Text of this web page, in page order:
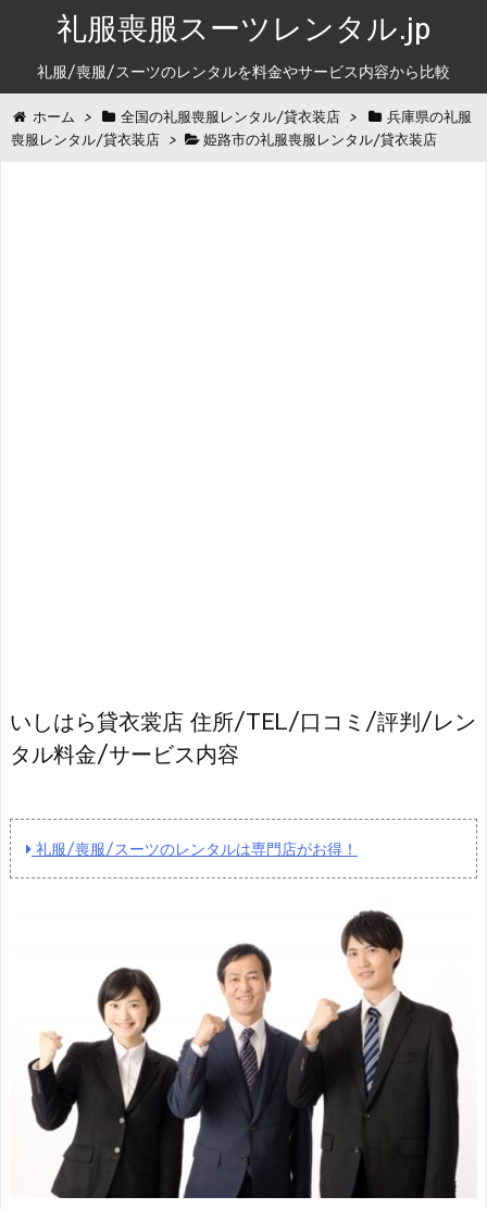
礼服喪服スーツレンタル.jp
礼服/喪服/スーツのレンタルを料金やサービス内容から比較
ホーム > 全国の礼服喪服レンタル/貸衣装店 >
兵庫県の礼服
喪服レンタル/貸衣装店 > 姫路市の礼服喪服レンタル/貸衣装店
いしはら貸衣裳店 住所/TEL/口コミ/評判/レン
タル料金/サービス内容
礼服/喪服/スーツのレンタルは専門店がお得！